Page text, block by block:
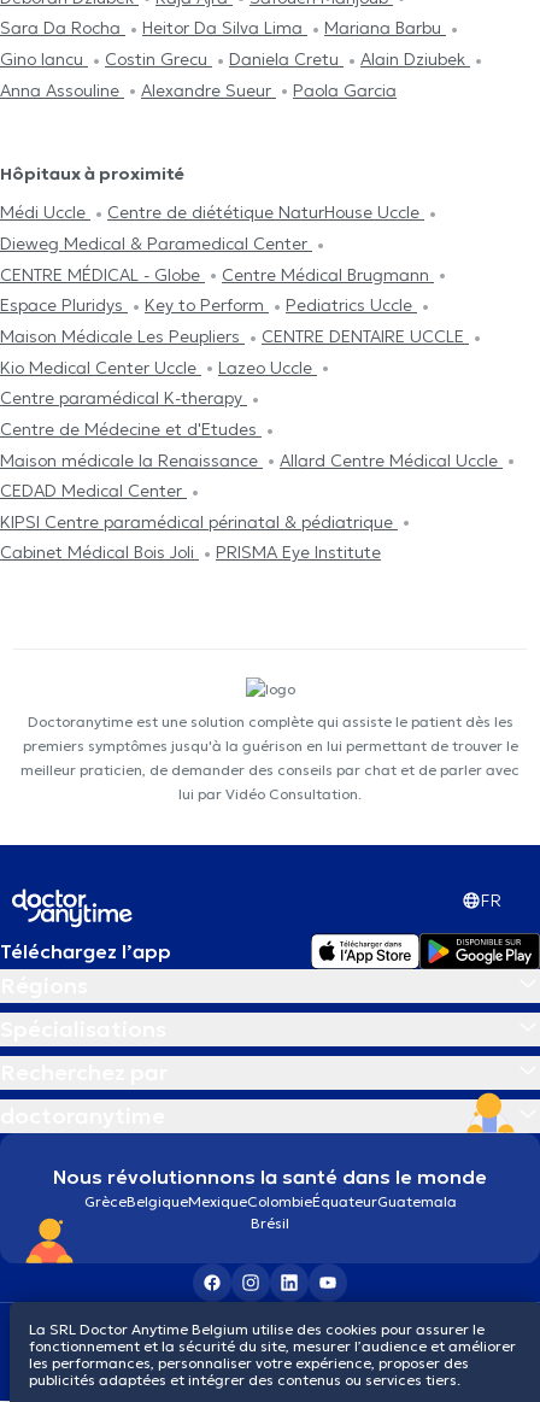
Sara Da Rocha
Heitor Da Silva Lima
Mariana Barbu
Gino Iancu
Costin Grecu Daniela Cretu
Alain Dziubek
Anna Assouline
Alexandre Sueur Paola Garcia
Hôpitaux à proximité
Médi Uccle
Centre de diététique NaturHouse Uccle
Dieweg Medical & Paramedical Center
CENTRE MÉDICAL - Globe
Centre Médical Brugmann
Espace Pluridys
Key to Perform
Pediatrics Uccle
Maison Médicale Les Peupliers
CENTRE DENTAIRE UCCLE
Kio Medical Center Uccle
Lazeo Uccle
Centre paramédical K-therapy
Centre de Médecine et d'Etudes
Maison médicale la Renaissance
Allard Centre Médical Uccle
CEDAD Medical Center
KIPSI Centre paramédical périnatal & pédiatrique
Cabinet Médical Bois Joli
PRISMA Eye Institute
Doctoranytime est une solution complète qui assiste le patient dès les
premiers symptômes jusqu'à la guérison en lui permettant de trouver le
meilleur praticien, de demander des conseils par chat et de parler avec
lui par Vidéo Consultation.
FR
Téléchargez l’app
Nous révolutionnons la santé dans le monde
GrèceBelgiqueMexiqueColombieÉquateurGuatemala
Brésil
Conditions généralesCookiesPolitique de confidentialité
© 2026 doctoranytime
La SRL Doctor Anytime Belgium utilise des cookies pour assurer le
fonctionnement et la sécurité du site, mesurer l’audience et améliorer
les performances, personnaliser votre expérience, proposer des
publicités adaptées et intégrer des contenus ou services tiers.